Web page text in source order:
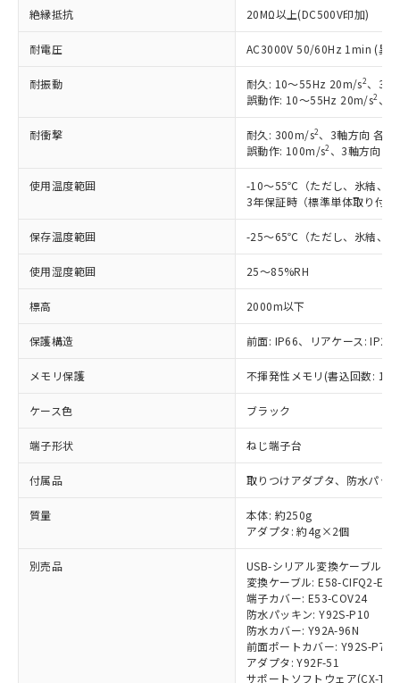
絶縁抵抗 20MΩ以上(DC500V印加)
耐電圧 AC3000V 50/60Hz 1min (異
耐振動 耐久: 10～55Hz 20m/s2、3軸
誤動作: 10～55Hz 20m/s2 、3
耐衝撃 耐久: 300m/s2、3軸方向 各3
誤動作: 100m/s2 、3軸方向 各
使用温度範囲
-10～55℃（ただし、氷結、
3年保証時（標準単体取り付
保存温度範囲 -25～65℃（ただし、氷結、
使用湿度範囲 25～85%RH
標高 2000m以下
保護構造 前面: IP66、リアケース: IP20
メモリ保護 不揮発性メモリ(書込回数:
ケース色 ブラック
端子形状 ねじ端子台
付属品 取りつけアダプタ、防水パッ
質量
本体: 約250g
アダプタ: 約4g×2個
別売品
USB-シリアル変換ケーブル:
変換ケーブル: E58-CIFQ2-E
端子カバー: E53-COV24
防水パッキン: Y92S-P10
防水カバー: Y92A-96N
前面ポートカバー: Y92S-P7
アダプタ: Y92F-51
サポートソフトウェア(CX-
以下の条件をお読みいただき、同意のうえ
本サービスは、当社制御機器事業取扱
商品の当社在庫状況および標準価格
(税抜)を提供させていただくもので
当社制御機器事業取扱商品の中には、
本サービスの対象外となる商品もある
対応済み：EU RoHS指令（10物質）の
非含有に対応した製品が提供可能な商品で
対応予定：EU RoHS指令（10物質）の非含
対応予定なし：EU RoHS指令（10物質）の
非含有に非対応の商品で、対応品を出す予
調査・確認中：EU RoHS指令（10物質）の
非含有の対応状況を調査中または確認中の
非該当品：ライセンス料など無形物で、有
害物質有無と関係のない商品です。
仕入先様の事情により、非含有部品として
いたものが、含有品と判明した場合などや
「○」：最大均質材料含有率が中国RoHSの
基準値以下であることを示します。
「×」：最大均質材料含有率が中国RoHSの
基準値を超えていることを示します。